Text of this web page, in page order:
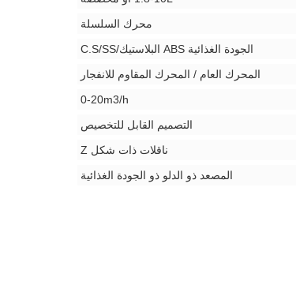
محرك السلسلة
الجودة الغذائية ABS البلاستيك/C.S/SS
المحرك العام / المحرك المقاوم للانفجار
0-20m3/h
التصميم القابل للتخصيص
ناقلات ذات شكل Z
المصعد ذو الدلو ذو الجودة الغذائية